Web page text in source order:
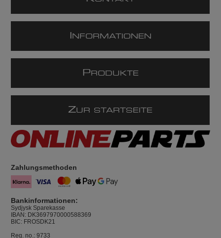
NFORMATIONEN
P RODUKTE
ZUR STARTSEITE
Zahlungsmethoden
Bankinformationen:
Sydjysk Sparekasse
IBAN: DK3697970000588369
BIC: FROSDK21
Reg. no.: 9733